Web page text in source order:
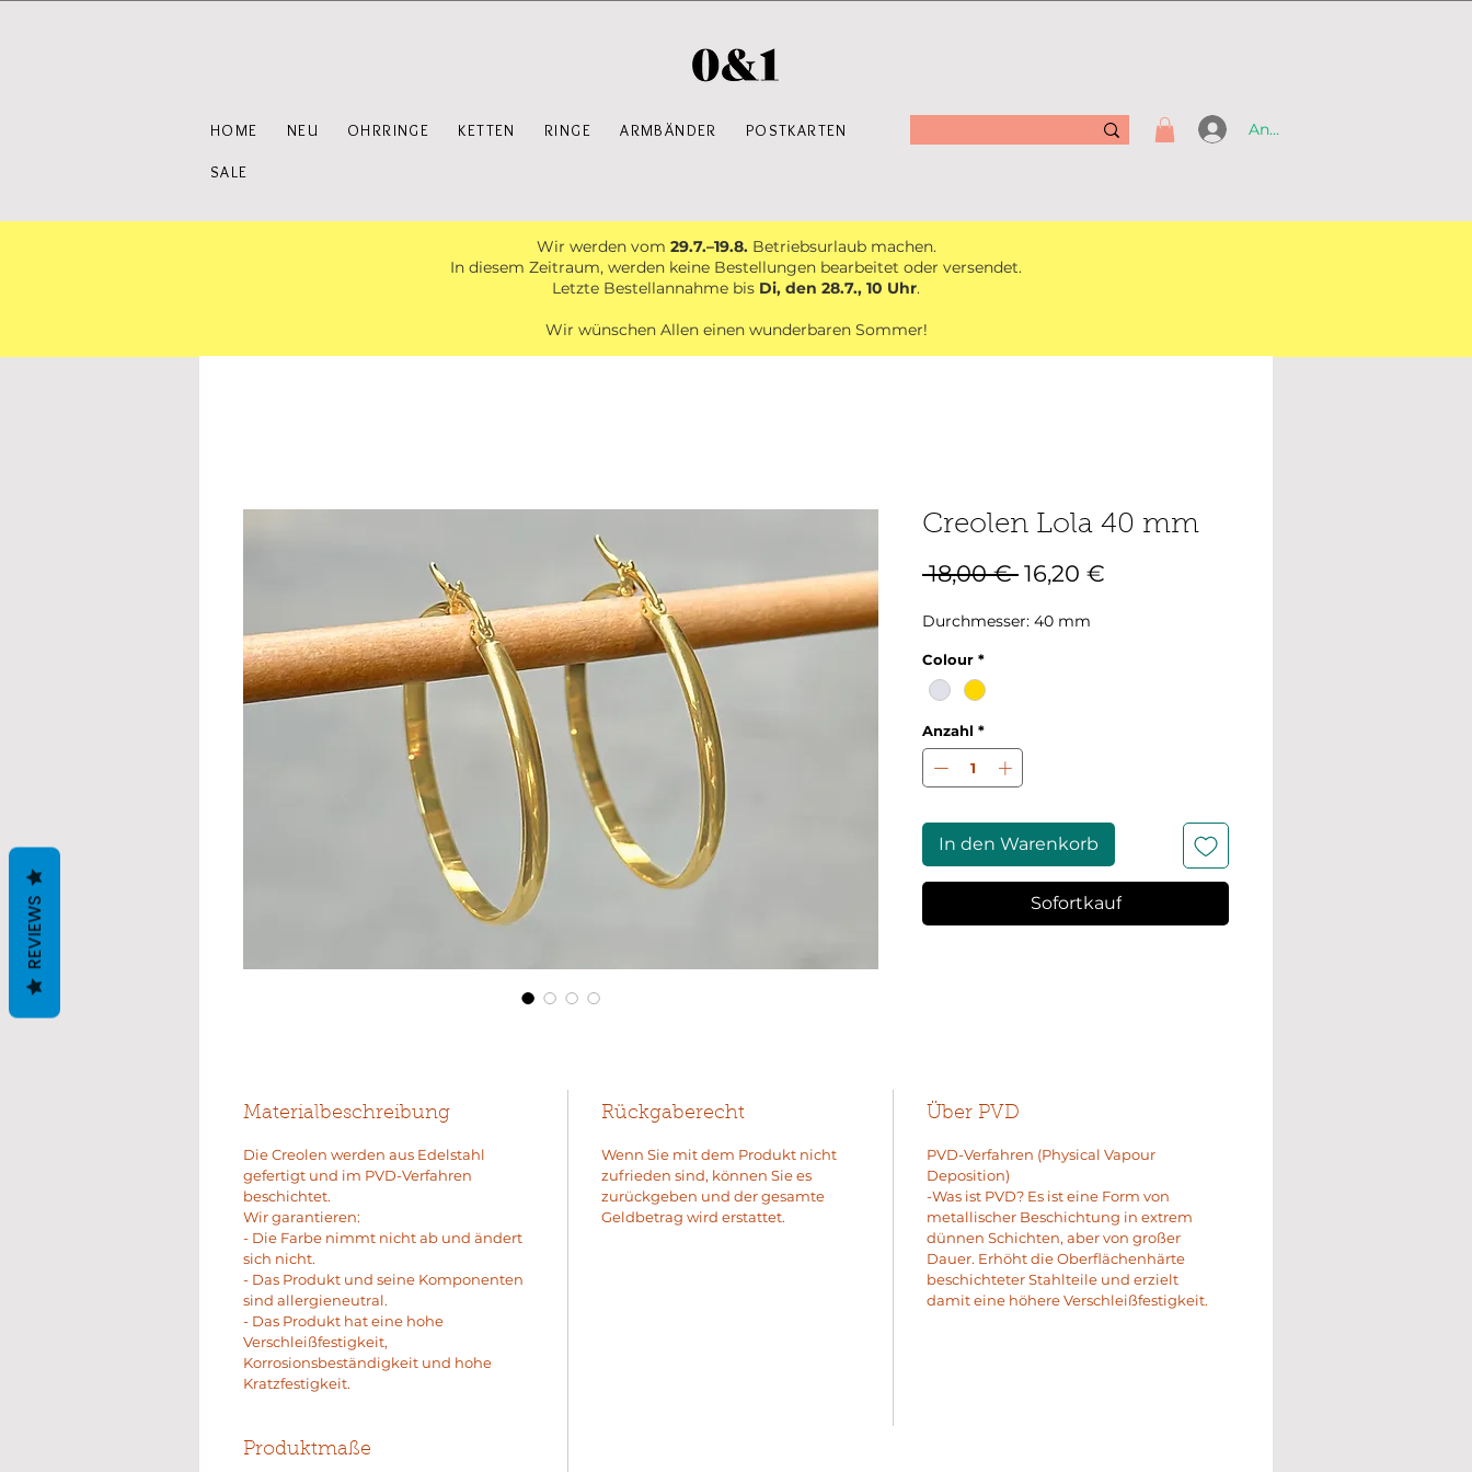
HOME NEU OHRRINGE KETTEN RINGE ARMBÄNDER POSTKARTEN
SALE
Anmelden
Wir werden vom 29.7.–19.8.Betriebsurlaub machen.
In diesem Zeitraum, werden keine Bestellungen bearbeitet oder versendet.
Letzte Bestellannahme bis Di, den 28.7., 10 Uhr.
Wir wünschen Allen einen wunderbaren Sommer!
Creolen Lola 40 mm
18,00 € Standardpreis
16,20 €
Durchmesser: 40 mm
Colour *
Anzahl *
In den Warenkorb
Sofortkauf
Materialbeschreibung
Die Creolen werden aus Edelstahl
gefertigt und im PVD-Verfahren
beschichtet.
Wir garantieren:
- Die Farbe nimmt nicht ab und ändert
sich nicht.
- Das Produkt und seine Komponenten
sind allergieneutral.
- Das Produkt hat eine hohe
Verschleißfestigkeit,
Korrosionsbeständigkeit und hohe
Kratzfestigkeit.
Rückgaberecht
Wenn Sie mit dem Produkt nicht
zufrieden sind, können Sie es
zurückgeben und der gesamte
Geldbetrag wird erstattet.
Über PVD
PVD-Verfahren (Physical Vapour
Deposition)
-Was ist PVD? Es ist eine Form von
metallischer Beschichtung in extrem
dünnen Schichten, aber von großer
Dauer. Erhöht die Oberflächenhärte
beschichteter Stahlteile und erzielt
damit eine höhere Verschleißfestigkeit.
Produktmaße
REVIEWS